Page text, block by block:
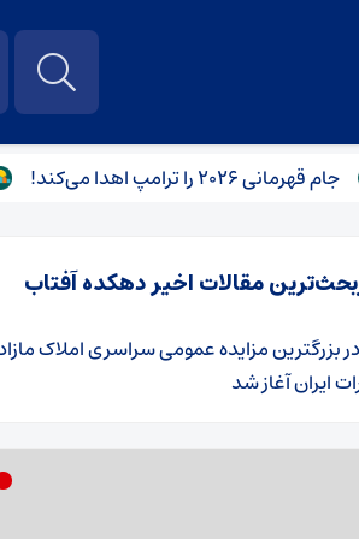
اهدا می‌کند!
مقالات اخیر دهکده آفتاب
​بزرگترین مزایده عمومی سراسری املاک
ایران آغاز شد